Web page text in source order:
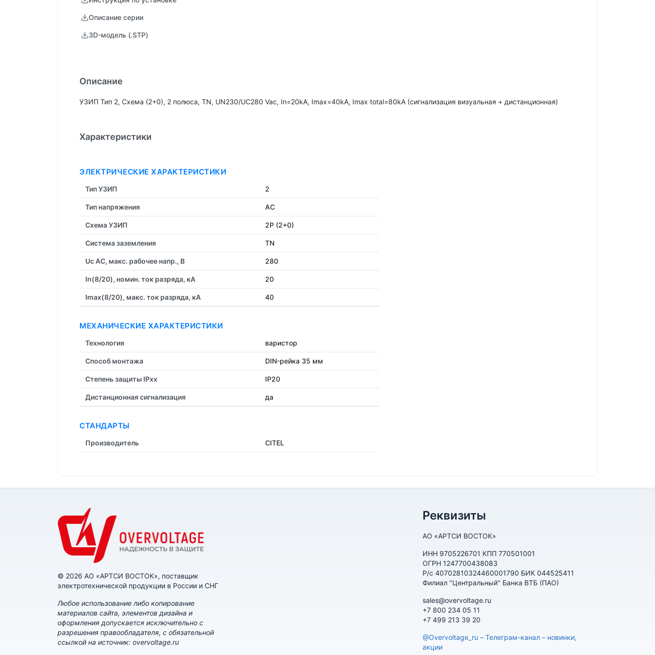
Описание серии
3D-модель (.STP)
Описание
УЗИП Тип 2, Схема (2+0), 2 полюса, TN, UN230/UC280 Vac, In=20kA, Imax=40kA, Imax total=80kA (сигнализация визуальная + дистанционная)
Характеристики
ЭЛЕКТРИЧЕСКИЕ ХАРАКТЕРИСТИКИ
Тип УЗИП 2
Тип напряжения AC
Схема УЗИП 2P (2+0)
Система заземления TN
Uc AC, макс. рабочее напр., В 280
In(8/20), номин. ток разряда, кА 20
Imax(8/20), макс. ток разряда, кА 40
МЕХАНИЧЕСКИЕ ХАРАКТЕРИСТИКИ
Технология варистор
Способ монтажа DIN-рейка 35 мм
Степень защиты IPxx IP20
Дистанционная cигнализация да
СТАНДАРТЫ
Производитель CITEL
© 2026 АО «АРТСИ ВОСТОК», поставщик
электротехнической продукции в России и СНГ
Любое использование либо копирование
материалов сайта, элементов дизайна и
оформления допускается исключительно с
разрешения правообладателя, с обязательной
ссылкой на источник: overvoltage.ru
Реквизиты
АО «АРТСИ ВОСТОК»
ИНН 9705226701 КПП 770501001
ОГРН 1247700438083
Р/с 40702810324460001790 БИК 044525411
Филиал "Центральный" Банка ВТБ (ПАО)
sales@overvoltage.ru
+7 800 234 05 11
+7 499 213 39 20
@Overvoltage_ru – Телеграм-канал – новинки,
акции